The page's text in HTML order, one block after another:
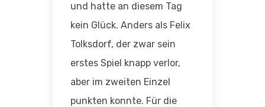
und hatte an diesem Tag
kein Glück. Anders als Felix
Tolksdorf, der zwar sein
erstes Spiel knapp verlor,
aber im zweiten Einzel
punkten konnte. Für die